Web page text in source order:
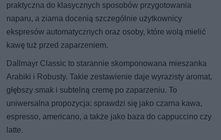
praktyczna do klasycznych sposobów przygotowania
naparu, a ziarna docenią szczególnie użytkownicy
ekspresów automatycznych oraz osoby, które wolą mielić
kawę tuż przed zaparzeniem.
Dallmayr Classic to starannie skomponowana mieszanka
Arabiki i Robusty. Takie zestawienie daje wyrazisty aromat,
głębszy smak i subtelną cremę po zaparzeniu. To
uniwersalna propozycja: sprawdzi się jako czarna kawa,
espresso, americano, a także jako baza do cappuccino czy
latte.